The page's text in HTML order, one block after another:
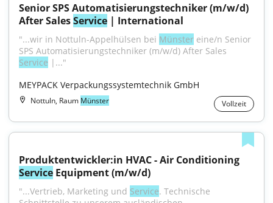
Senior SPS Automatisierungstechniker (m/w/d)
After Sales Service | International
"...wir in Nottuln-Appelhülsen bei Münster eine/n Senior
Service |..."
MEYPACK Verpackungssystemtechnik GmbH
Nottuln, Raum Münster Vollzeit
Service Equipment (m/w/d)
"...Vertrieb, Marketing und Service. Technische